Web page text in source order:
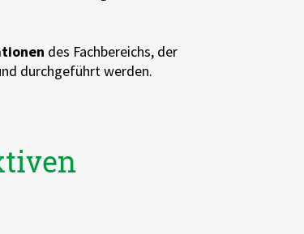
des Fachbereichs, der
durchgeführt werden.